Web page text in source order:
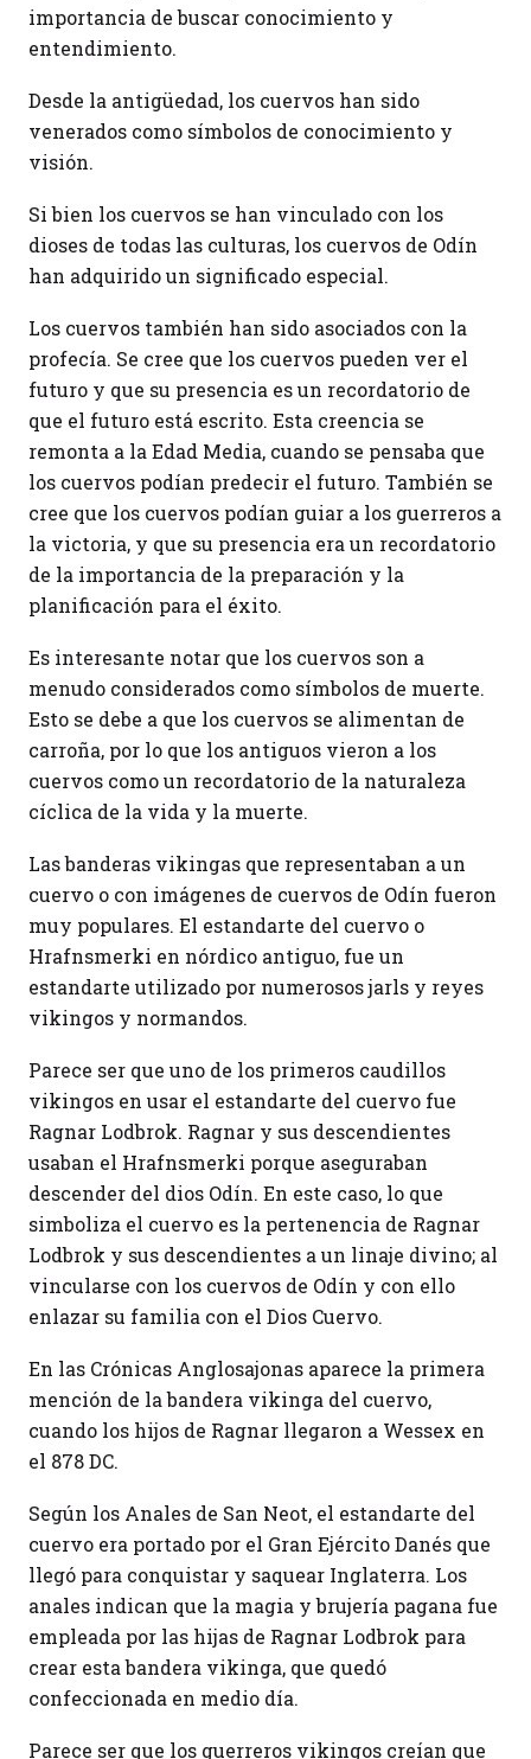
importancia de buscar conocimiento y
entendimiento.
Desde la antigüedad, los cuervos han sido
venerados como símbolos de conocimiento y
visión.
Si bien los cuervos se han vinculado con los
dioses de todas las culturas, los cuervos de Odín
han adquirido un significado especial.
Los cuervos también han sido asociados con la
profecía. Se cree que los cuervos pueden ver el
futuro y que su presencia es un recordatorio de
que el futuro está escrito. Esta creencia se
remonta a la Edad Media, cuando se pensaba que
los cuervos podían predecir el futuro. También se
cree que los cuervos podían guiar a los guerreros a
la victoria, y que su presencia era un recordatorio
de la importancia de la preparación y la
planificación para el éxito.
Es interesante notar que los cuervos son a
menudo considerados como símbolos de muerte.
Esto se debe a que los cuervos se alimentan de
carroña, por lo que los antiguos vieron a los
cuervos como un recordatorio de la naturaleza
cíclica de la vida y la muerte.
Las banderas vikingas que representaban a un
cuervo o con imágenes de cuervos de Odín fueron
muy populares. El estandarte del cuervo o
Hrafnsmerki en nórdico antiguo, fue un
estandarte utilizado por numerosos jarls y reyes
vikingos y normandos.
Parece ser que uno de los primeros caudillos
vikingos en usar el estandarte del cuervo fue
Ragnar Lodbrok. Ragnar y sus descendientes
usaban el Hrafnsmerki porque aseguraban
descender del dios Odín. En este caso, lo que
simboliza el cuervo es la pertenencia de Ragnar
Lodbrok y sus descendientes a un linaje divino; al
vincularse con los cuervos de Odín y con ello
enlazar su familia con el Dios Cuervo.
En las Crónicas Anglosajonas aparece la primera
mención de la bandera vikinga del cuervo,
cuando los hijos de Ragnar llegaron a Wessex en
el 878 DC.
Según los Anales de San Neot, el estandarte del
cuervo era portado por el Gran Ejército Danés que
llegó para conquistar y saquear Inglaterra. Los
anales indican que la magia y brujería pagana fue
empleada por las hijas de Ragnar Lodbrok para
crear esta bandera vikinga, que quedó
confeccionada en medio día.
Parece ser que los guerreros vikingos creían que